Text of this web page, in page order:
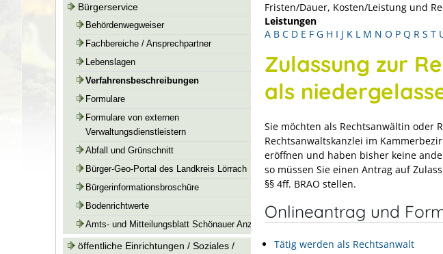
Bürgerservice
Behördenwegweiser
Fachbereiche / Ansprechpartner
Lebenslagen
Verfahrensbeschreibungen
Formulare
Formulare von externen
Verwaltungsdienstleistern
Abfall und Grünschnitt
Bürger-Geo-Portal des Landkreis Lörrach
Bürgerinformationsbroschüre
Bodenrichtwerte
Amts- und Mitteilungsblatt Schönauer Anzeiger
öffentliche Einrichtungen / Soziales /
Fristen/Dauer, Kosten/Leistung und
Leistungen
A B C D E F G H I J K L M N O P Q R S T
Zulassung zur
als
Sie möchten als Rechtsanwältin oder
Rechtsanwaltskanzlei im
eröffnen und haben bisher keine
so müssen Sie einen Antrag auf
§§ 4ff. BRAO stellen.
Onlineantrag und
Tätig werden als Rechtsanwalt